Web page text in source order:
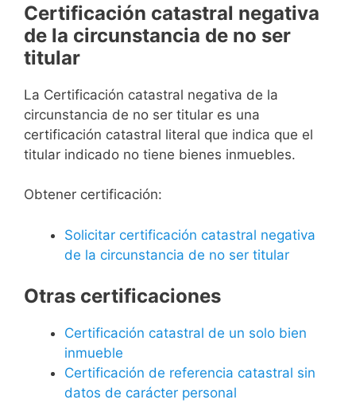
Certificación catastral negativa
de la circunstancia de no ser
titular
La Certificación catastral negativa de la
circunstancia de no ser titular es una
certificación catastral literal que indica que el
titular indicado no tiene bienes inmuebles.
Obtener certificación:
Solicitar certificación catastral negativa
de la circunstancia de no ser titular
Otras certificaciones
Certificación catastral de un solo bien
inmueble
Certificación de referencia catastral sin
datos de carácter personal